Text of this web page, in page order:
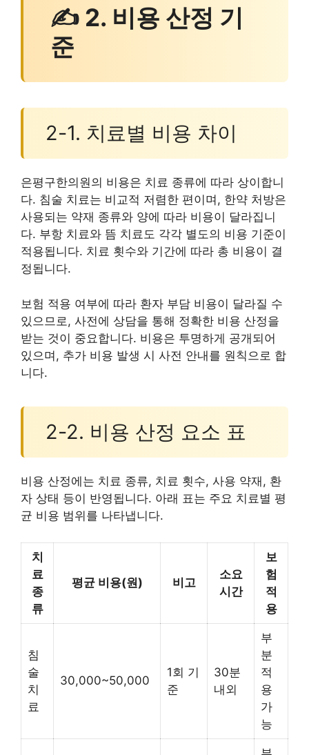
✍ 2. 비용 산정 기
준
2-1. 치료별 비용 차이
은평구한의원의 비용은 치료 종류에 따라 상이합니
다. 침술 치료는 비교적 저렴한 편이며, 한약 처방은
사용되는 약재 종류와 양에 따라 비용이 달라집니
다. 부항 치료와 뜸 치료도 각각 별도의 비용 기준이
적용됩니다. 치료 횟수와 기간에 따라 총 비용이 결
정됩니다.
보험 적용 여부에 따라 환자 부담 비용이 달라질 수
있으므로, 사전에 상담을 통해 정확한 비용 산정을
받는 것이 중요합니다. 비용은 투명하게 공개되어
있으며, 추가 비용 발생 시 사전 안내를 원칙으로 합
니다.
2-2. 비용 산정 요소 표
비용 산정에는 치료 종류, 치료 횟수, 사용 약재, 환
자 상태 등이 반영됩니다. 아래 표는 주요 치료별 평
균 비용 범위를 나타냅니다.
치
료
종
류
평균 비용(원) 비고
소요
시간
보
험
적
용
침
술
치
료
30,000~50,000
1회 기
준
30분
내외
부
분
적
용
가
능